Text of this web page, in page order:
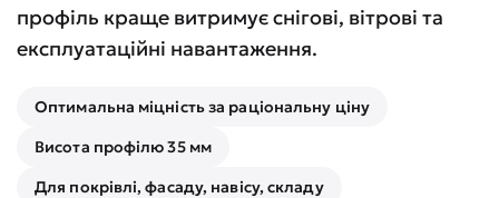
профіль краще витримує снігові, вітрові та
експлуатаційні навантаження.
Оптимальна міцність за раціональну ціну
Висота профілю 35 мм
Для покрівлі, фасаду, навісу, складу